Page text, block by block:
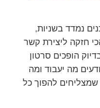
נמדד בשניות,
חזקה ליצירת קשר
הופכים סרטון
מה יעבוד ומה
להפוך כל